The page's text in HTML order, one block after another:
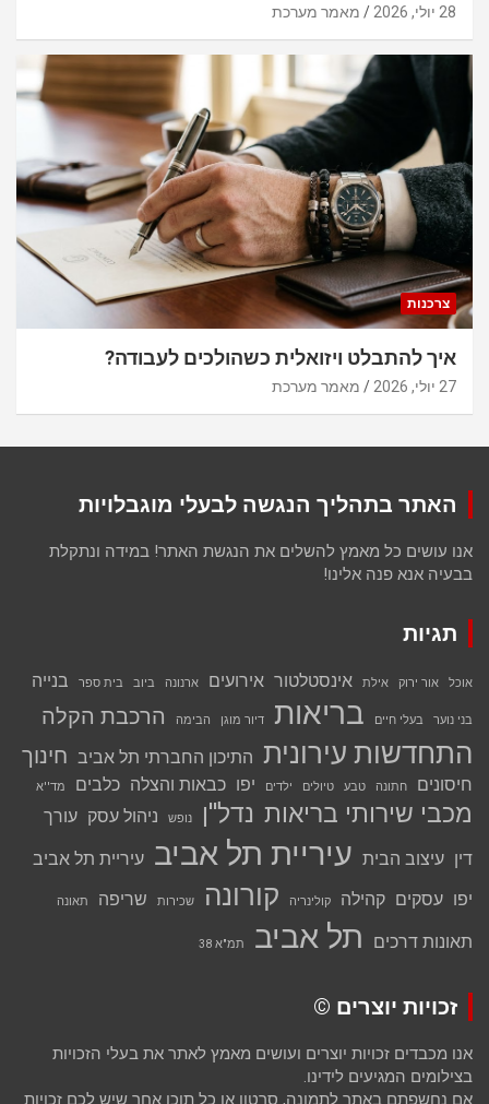
28 יולי, 2026 מאמר מערכת
צרכנות
איך להתבלט ויזואלית כשהולכים לעבודה?
27 יולי, 2026 מאמר מערכת
האתר בתהליך הנגשה לבעלי מוגבלויות
אנו עושים כל מאמץ להשלים את הנגשת האתר! במידה ונתקלת
בבעיה אנא פנה אלינו!
תגיות
אוכל אור ירוק אילת אינסטלטור אירועים ארנונה ביוב בית ספר בנייה
בני נוער בעלי חיים בריאות דיור מוגן הבימה הרכבת הקלה
התחדשות עירונית התיכון החברתי תל אביב חינוך
חיסונים חתונה טבע טיולים ילדים יפו כבאות והצלה כלבים מד''א
מכבי שירותי בריאות נדל''ן נופש ניהול עסק עורך
דין עיצוב הבית עיריית תל אביב עיריית תל אביב
יפו עסקים קהילה קולינריה קורונה שכירות שריפה תאונה
תאונות דרכים תל אביב תמ"א 38
זכויות יוצרים ©
אנו מכבדים זכויות יוצרים ועושים מאמץ לאתר את בעלי הזכויות
בצילומים המגיעים לידינו.
אם נחשפתם באתר לתמונה, סרטון או כל תוכן אחר שיש לכם זכויות